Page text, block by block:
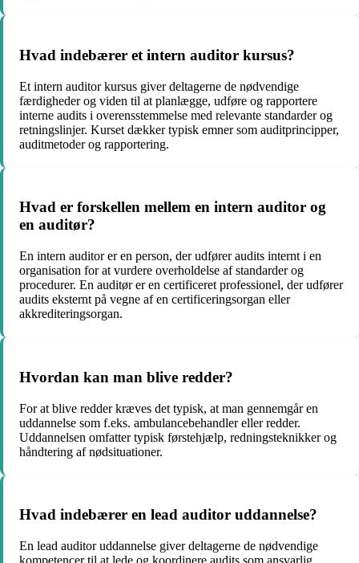
Hvad indebærer et intern auditor kursus?
Et intern auditor kursus giver deltagerne de nødvendige
færdigheder og viden til at planlægge, udføre og rapportere
interne audits i overensstemmelse med relevante standarder og
retningslinjer. Kurset dækker typisk emner som auditprincipper,
auditmetoder og rapportering.
Hvad er forskellen mellem en intern auditor og
en auditør?
En intern auditor er en person, der udfører audits internt i en
organisation for at vurdere overholdelse af standarder og
procedurer. En auditør er en certificeret professionel, der udfører
audits eksternt på vegne af en certificeringsorgan eller
akkrediteringsorgan.
Hvordan kan man blive redder?
For at blive redder kræves det typisk, at man gennemgår en
uddannelse som f.eks. ambulancebehandler eller redder.
Uddannelsen omfatter typisk førstehjælp, redningsteknikker og
håndtering af nødsituationer.
Hvad indebærer en lead auditor uddannelse?
En lead auditor uddannelse giver deltagerne de nødvendige
kompetencer til at lede og koordinere audits som ansvarlig